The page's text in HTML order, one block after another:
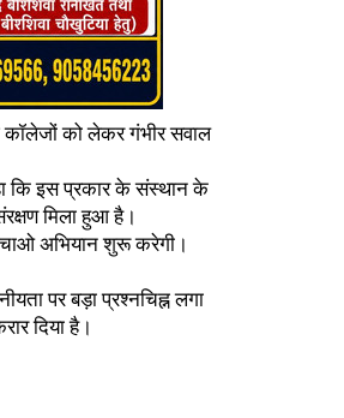
कॉलेजों को लेकर गंभीर सवाल
कि इस प्रकार के संस्थान के
मिला हुआ है।
अभियान शुरू करेगी।
पर बड़ा प्रश्नचिह्न लगा
दिया है।